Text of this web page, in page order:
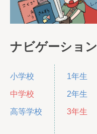
ナビゲーション
小学校
中学校
高等学校
1年生
2年生
3年生